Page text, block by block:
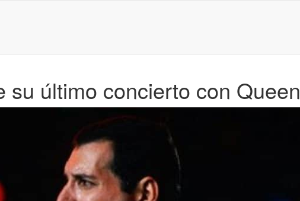
su último concierto con Queen